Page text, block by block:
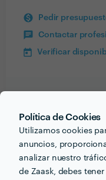
Política de Cookies
Utilizamos cookies
anuncios,
analizar nuestro
de Zaask, debes
Pedir
Contactar
Verificar
email